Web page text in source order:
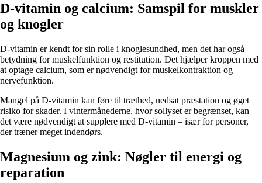
D-vitamin og calcium: Samspil for muskler
og knogler
D-vitamin er kendt for sin rolle i knoglesundhed, men det har også
betydning for muskelfunktion og restitution. Det hjælper kroppen med
at optage calcium, som er nødvendigt for muskelkontraktion og
nervefunktion.
Mangel på D-vitamin kan føre til træthed, nedsat præstation og øget
risiko for skader. I vintermånederne, hvor sollyset er begrænset, kan
det være nødvendigt at supplere med D-vitamin – især for personer,
der træner meget indendørs.
Magnesium og zink: Nøgler til energi og
reparation